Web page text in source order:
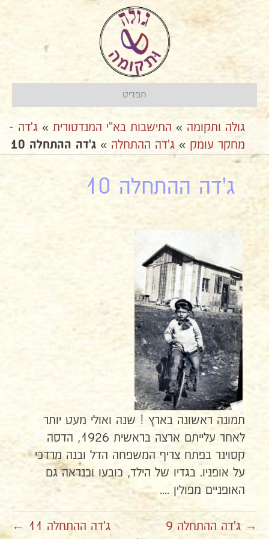
תפריט
גולה ותקומה » התישבות בא"י המנדטורית » ג'דה -
מחקר עומק » ג'דה ההתחלה » ג'דה ההתחלה 10
ג'דה ההתחלה 10
תמונה ראשונה בארץ ! שנה ואולי מעט יותר
לאחר עלייתם ארצה בראשית 1926, הדסה
קסוינר בפתח צריף המשפחה הדל ובנה מרדכי
על אופניו. בגדיו של הילד, כובעו וכנראה גם
האופניים מפולין ....
→ ג'דה ההתחלה 9 ג'דה ההתחלה 11 ←